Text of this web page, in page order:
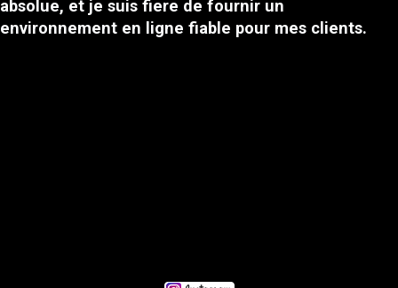
absolue, et je suis fiere de fournir un
environnement en ligne fiable pour mes clients.